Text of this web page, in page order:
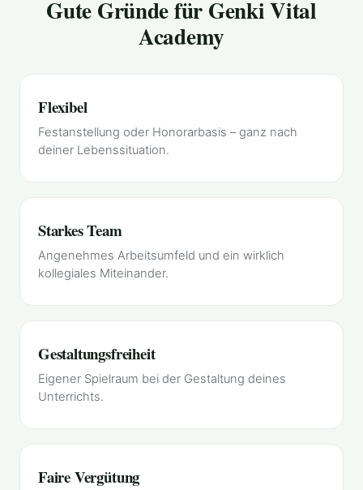
Gute Gründe für Genki Vital
Academy
Flexibel
Festanstellung oder Honorarbasis – ganz nach
deiner Lebenssituation.
Starkes Team
Angenehmes Arbeitsumfeld und ein wirklich
kollegiales Miteinander.
Gestaltungsfreiheit
Eigener Spielraum bei der Gestaltung deines
Unterrichts.
Faire Vergütung